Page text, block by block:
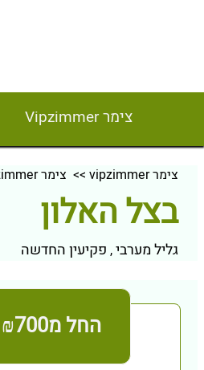
צימר Vipzimmer
צימר vipzimmer >> צימר vipzimmer בצפון
בצל האלון
גליל מערבי, פקיעין החדשה
החל מ₪700